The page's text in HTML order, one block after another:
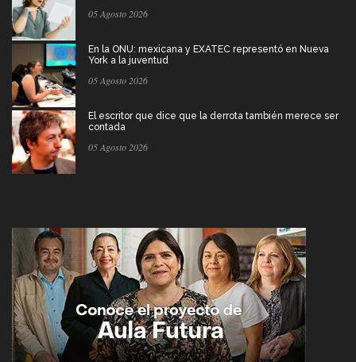
05 Agosto 2026
En la ONU: mexicana y EXATEC representó en Nueva
York a la juventud
05 Agosto 2026
El escritor que dice que la derrota también merece ser
contada
05 Agosto 2026